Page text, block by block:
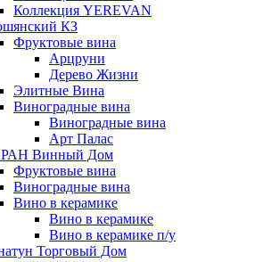
Коллекция YEREVAN
КЗ
Фруктовые вина
Арцруни
Дерево Жизни
Элитные Вина
Виноградные вина
Виноградные вина
Арт Палас
Винный Дом
Фруктовые вина
Виноградные вина
Вино в керамике
Вино в керамике
Вино в керамике п/у
Торговый Дом